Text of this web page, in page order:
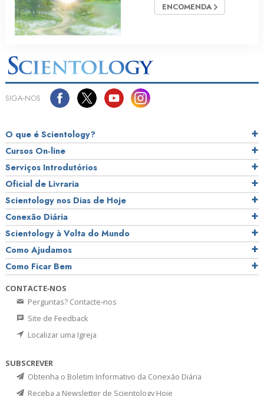
ENCOMENDA
SIGA‑NOS
O que é Scientology?
Cursos On‑line
Serviços Introdutórios
Oficial de Livraria
Scientology nos Dias de Hoje
Conexão Diária
Scientology à Volta do Mundo
Como Ajudamos
Como Ficar Bem
CONTACTE‑NOS
Perguntas? Contacte‑nos
Site de Feedback
Localizar uma Igreja
SUBSCREVER
Obtenha o Boletim Informativo da Conexão Diária
Receba a Newsletter de Scientology Hoje